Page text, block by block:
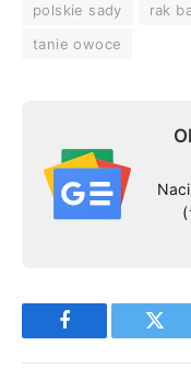
polskie sady
rak
tanie owoce
Facebook